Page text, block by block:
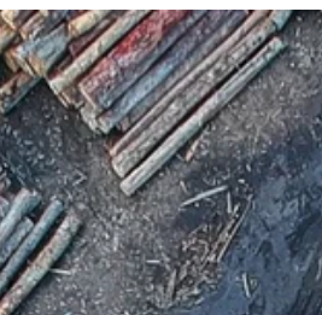
ReferenserOm ossNyheterSupport